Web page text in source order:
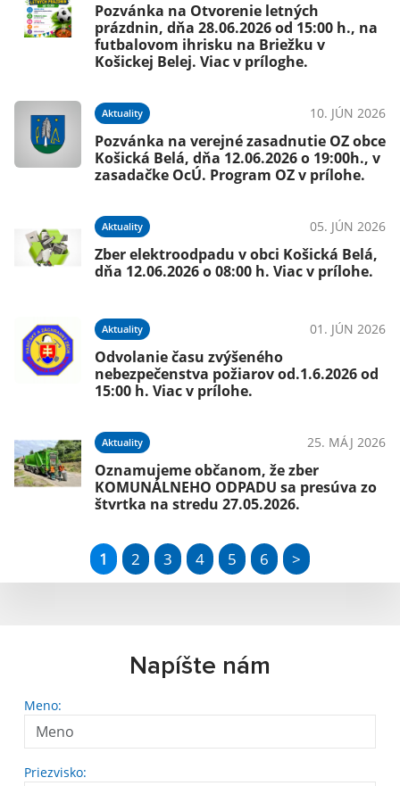
Pozvánka na Otvorenie letných
prázdnin, dňa 28.06.2026 od 15:00 h., na
futbalovom ihrisku na Briežku v
Košickej Belej. Viac v príloghe.
Aktuality 10. JÚN 2026
Pozvánka na verejné zasadnutie OZ obce
Košická Belá, dňa 12.06.2026 o 19:00h., v
zasadačke OcÚ. Program OZ v prílohe.
Aktuality 05. JÚN 2026
Zber elektroodpadu v obci Košická Belá,
dňa 12.06.2026 o 08:00 h. Viac v prílohe.
Aktuality 01. JÚN 2026
Odvolanie času zvýšeného
nebezpečenstva požiarov od.1.6.2026 od
15:00 h. Viac v prílohe.
Aktuality 25. MÁJ 2026
Oznamujeme občanom, že zber
KOMUNÁLNEHO ODPADU sa presúva zo
štvrtka na stredu 27.05.2026.
1 2 3 4 5 6 >
Napíšte nám
Meno:
Priezvisko: